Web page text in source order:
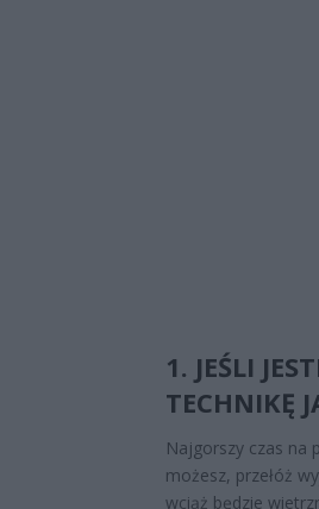
1. JEŚLI
TECHNIKĘ
Najgorszy czas na
możesz, przełóż
wciąż będzie